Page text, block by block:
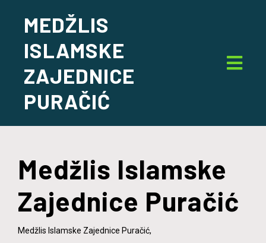
MEDŽLIS
ISLAMSKE
ZAJEDNICE
PURAČIĆ
Medžlis Islamske
Zajednice Puračić
Medžlis Islamske Zajednice Puračić,